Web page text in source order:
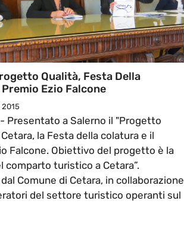
Qualità, Festa Della
Ezio Falcone
- Presentato a Salerno il "Progetto
la Festa della colatura e il
Falcone. Obiettivo del progetto è la
comparto turistico a Cetara”.
Comune di Cetara, in collaborazione
del settore turistico operanti sul